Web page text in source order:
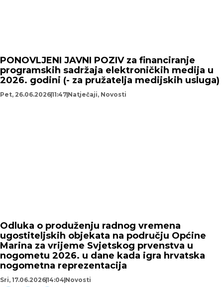
PONOVLJENI JAVNI POZIV za financiranje
programskih sadržaja elektroničkih medija u
2026. godini (- za pružatelja medijskih usluga)
Pet, 26.06.202611:47 Natječaji, Novosti
Odluka o produženju radnog vremena
ugostiteljskih objekata na području Općine
Marina za vrijeme Svjetskog prvenstva u
nogometu 2026. u dane kada igra hrvatska
nogometna reprezentacija
Sri, 17.06.202614:04 Novosti